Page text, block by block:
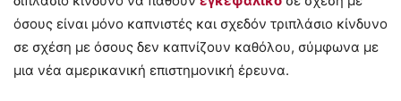
όσους είναι μόνο καπνιστές και σχεδόν τριπλάσιο κίνδυνο
σε σχέση με όσους δεν καπνίζουν καθόλου, σύμφωνα με
μια νέα αμερικανική επιστημονική έρευνα.